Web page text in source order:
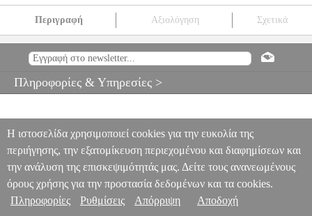
Περιγραφή Αξιολόγηση Σχετικά
EPI.16020 EPI.16020 HASBRO
ΕΠΙΤΡΑΠΕΖΙΑ
Πληροφορίες & Υπηρεσίες >
Η ιστοσελίδα χρησιμοποιεί cookies για την ευκολία της
περιήγησης, την εξατομίκευση περιεχομένου και διαφημίσεων και
την ανάλυση της επισκεψιμότητάς μας. Δείτε τους ανανεωμένους
όρους χρήσης για την προστασία δεδομένων και τα cookies.
Πληροφορίες
Ρυθμίσεις Απόρριψη Αποδοχή